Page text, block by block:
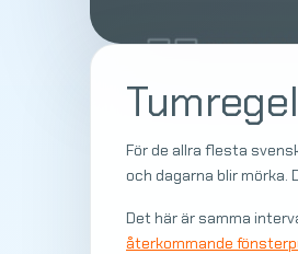
För de allra flesta
och dagarna blir mörka.
Det här är samma
återkommande